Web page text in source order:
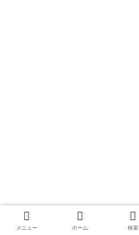
メニュー ホーム 検索